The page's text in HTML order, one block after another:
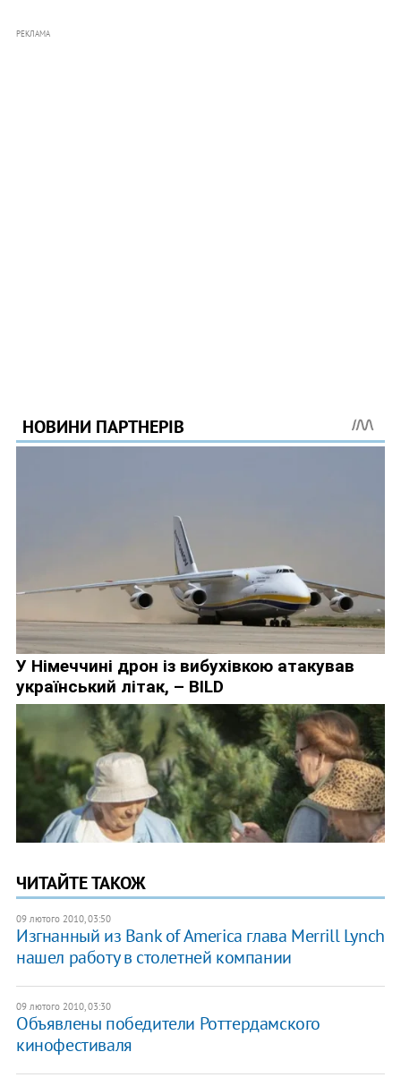
РЕКЛАМА
ЧИТАЙТЕ ТАКОЖ
09 лютого 2010, 03:50
Изгнанный из Bank of America глава Merrill Lynch
нашел работу в столетней компании
09 лютого 2010, 03:30
Объявлены победители Роттердамского
кинофестиваля